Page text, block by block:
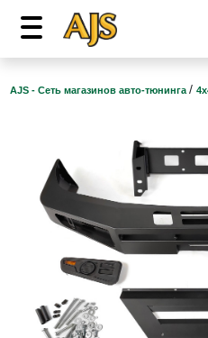
AJS - Сеть магазинов авто-тюнинга /